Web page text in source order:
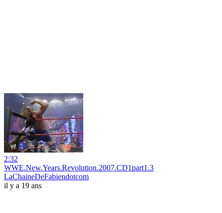
2:32
WWE.New.Years.Revolution.2007.CD1part1.3
LaChaineDeFabiendotcom
il y a 19 ans